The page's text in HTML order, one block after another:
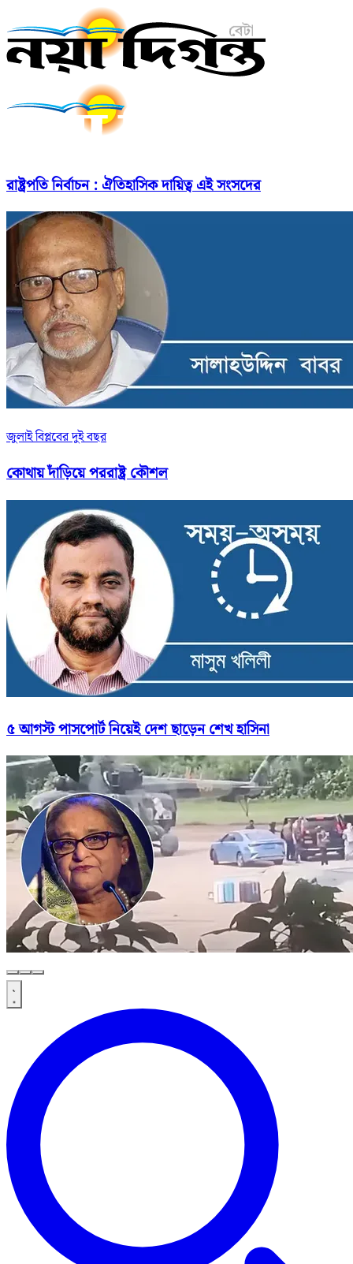
রাষ্ট্রপতি নির্বাচন : ঐতিহাসিক দায়িত্ব এই সংসদের
জুলাই বিপ্লবের দুই বছর
কোথায় দাঁড়িয়ে পররাষ্ট্র কৌশল
৫ আগস্ট পাসপোর্ট নিয়েই দেশ ছাড়েন শেখ হাসিনা